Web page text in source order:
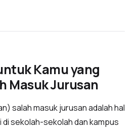
Kamu yang
Masuk Jurusan
salah masuk jurusan adalah hal
di sekolah-sekolah dan kampus